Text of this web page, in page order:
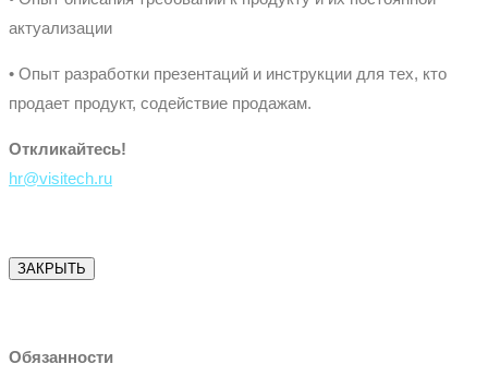
актуализации
• Опыт разработки презентаций и инструкции для тех, кто
продает продукт, содействие продажам.
Откликайтесь!
hr@visitech.ru
ЗАКРЫТЬ
Обязанности